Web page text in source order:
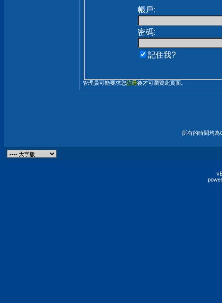
帳戶:
密碼:
記住我?
管理員可能要求您註冊後才可瀏覽此頁面。
所有的時間均為